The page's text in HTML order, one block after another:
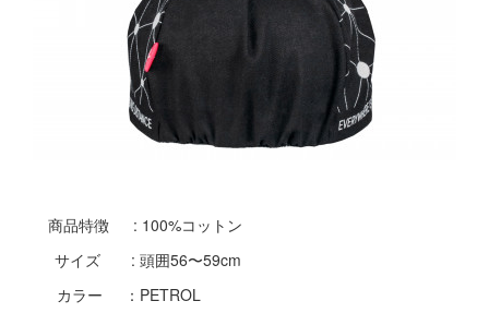
商品特徴 : 100%コットン
サイズ : 頭囲56〜59cm
カラー ：PETROL